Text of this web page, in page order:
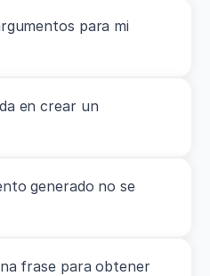
para mi
en crear un
generado no se
frase para obtener